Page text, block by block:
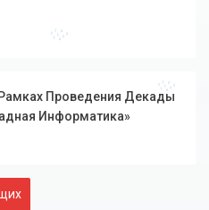
Проведения Декады
Информатика»